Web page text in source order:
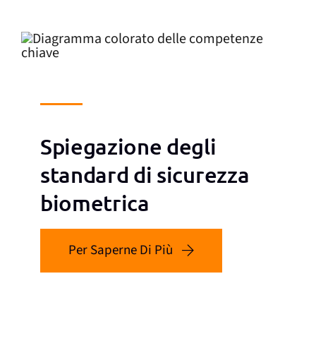
Spiegazione degli
standard di sicurezza
biometrica
Per Saperne Di Più